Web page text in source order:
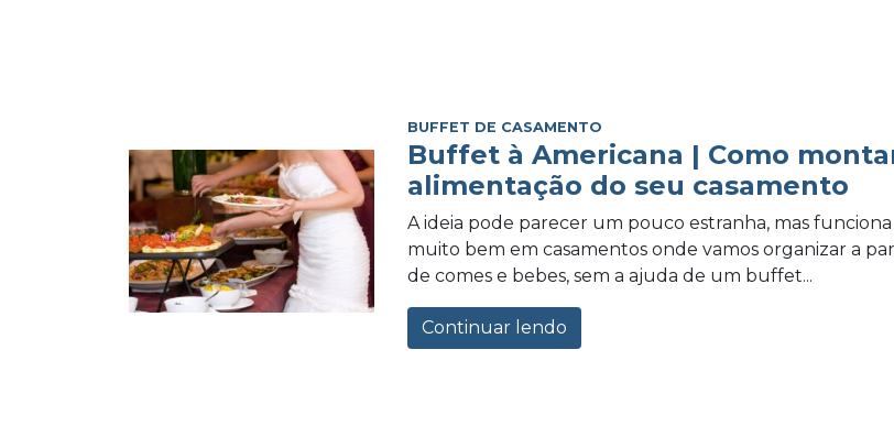
BUFFET DE CASAMENTO
Buffet à Americana | Como
alimentação do seu casamento
A ideia pode parecer um pouco estranha, mas funciona
muito bem em casamentos onde vamos organizar a
de comes e bebes, sem a ajuda de um buffet...
Continuar lendo